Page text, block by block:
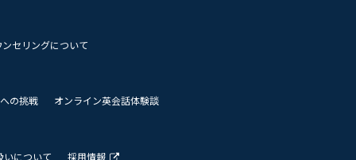
ンセリングについて
の挑戦 オンライン英会話体験談
いについて 採用情報